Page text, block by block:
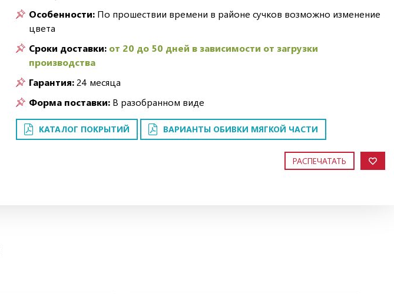
Особенности: По прошествии времени в районе сучков возможно изменение
цвета
Сроки доставки: от 20 до 50 дней в зависимости от загрузки
производства
Гарантия:24 месяца
Форма поставки: В разобранном виде
КАТАЛОГ ПОКРЫТИЙ ВАРИАНТЫ ОБИВКИ МЯГКОЙ ЧАСТИ
РАСПЕЧАТАТЬ